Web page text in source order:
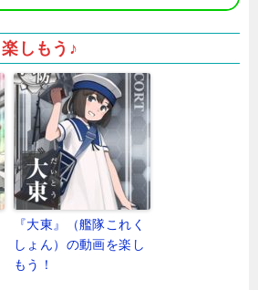
しもう♪
『大東』（艦隊これく
しょん）の動画を楽し
もう！